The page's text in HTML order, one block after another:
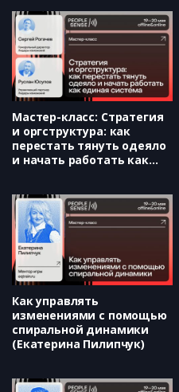
Мастер-класс: Стратегия
и оргструктура: как
перестать тянуть одеяло
и начать работать как
Как управлять
изменениями с помощью
спиральной динамики
(Екатерина Пилипчук)